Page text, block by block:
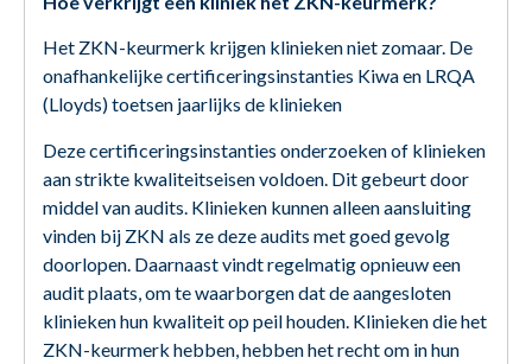
Het ZKN-keurmerk krijgen klinieken niet zomaar. De
onafhankelijke certificeringsinstanties Kiwa en LRQA
(Lloyds) toetsen jaarlijks de klinieken
Deze certificeringsinstanties onderzoeken of klinieken
aan strikte kwaliteitseisen voldoen. Dit gebeurt door
middel van audits. Klinieken kunnen alleen aansluiting
vinden bij ZKN als ze deze audits met goed gevolg
doorlopen. Daarnaast vindt regelmatig opnieuw een
audit plaats, om te waarborgen dat de aangesloten
klinieken hun kwaliteit op peil houden. Klinieken die het
ZKN-keurmerk hebben, hebben het recht om in hun